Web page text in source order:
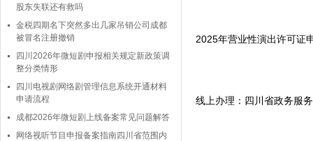
股东失联还有救吗
金税四期名下突然多出几家吊销公司成都
被冒名注册撤销
四川2026年微短剧申报相关规定新政策调
整分类情形
四川电视剧网络剧管理信息系统开通材料
申请流程
成都2026年微短剧上线备案常见问题解答
网络视听节目申报备案指南四川省范围内
2025年营业性演出许可证
线上办理：四川省政务服